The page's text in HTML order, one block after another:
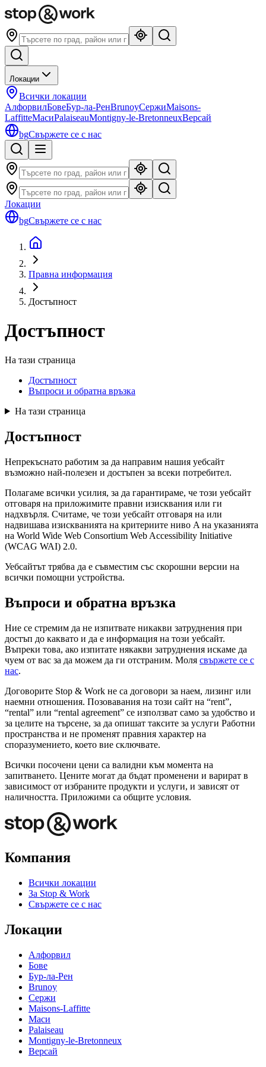
Локации
Всички локации
АлфорвилБовеБур-ла-РенBrunoyСержиMaisons-
LaffitteМасиPalaiseauMontigny-le-BretonneuxВерсай
bgСвържете се с нас
Локации
bgСвържете се с нас
Правна информация
Достъпност
Достъпност
На тази страница
Достъпност
Въпроси и обратна връзка
На тази страница
Достъпност
Непрекъснато работим за да направим нашия уебсайт
възможно най-полезен и достъпен за всеки потребител.
Полагаме всички усилия, за да гарантираме, че този уебсайт
отговаря на приложимите правни изисквания или ги
надхвърля. Считаме, че този уебсайт отговаря на или
надвишава изискванията на критериите ниво A на указанията
на World Wide Web Consortium Web Accessibility Initiative
(WCAG WAI) 2.0.
Уебсайтът трябва да е съвместим със скорошни версии на
всички помощни устройства.
Въпроси и обратна връзка
Ние се стремим да не изпитвате никакви затруднения при
достъп до каквато и да е информация на този уебсайт.
Въпреки това, ако изпитате някакви затруднения искаме да
чуем от вас за да можем да ги отстраним. Моля свържете се с
нас.
Договорите Stop & Work не са договори за наем, лизинг или
наемни отношения. Позовавания на този сайт на “rent”,
“rental” или “rental agreement” се използват само за удобство и
за целите на търсене, за да опишат таксите за услуги Работни
пространства и не променят правния характер на
споразумението, което вие сключвате.
Всички посочени цени са валидни към момента на
запитването. Цените могат да бъдат променени и варират в
зависимост от избраните продукти и услуги, и зависят от
наличността. Приложими са общите условия.
Компания
Всички локации
За Stop & Work
Свържете се с нас
Локации
Алфорвил
Бове
Бур-ла-Рен
Brunoy
Сержи
Maisons-Laffitte
Маси
Palaiseau
Montigny-le-Bretonneux
Версай